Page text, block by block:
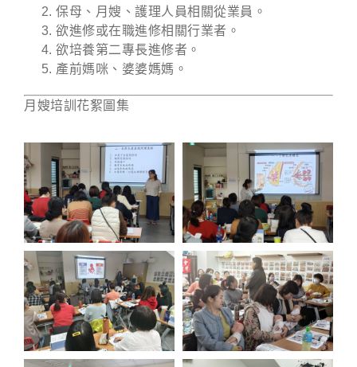
保母、月嫂、護理人員相關從業員。
欲進修或在職進修相關行業者。
欲培養第二專長進修者。
產前媽咪、婆婆媽媽。
月嫂培訓花絮圖集